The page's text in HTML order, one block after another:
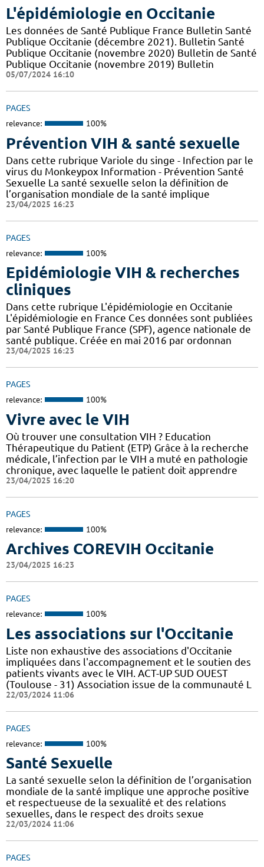
L'épidémiologie en Occitanie
Les données de Santé Publique France Bulletin Santé
Publique Occitanie (décembre 2021). Bulletin Santé
Publique Occitanie (novembre 2020) Bulletin de Santé
Publique Occitanie (novembre 2019) Bulletin
05/07/2024 16:10
PAGES
relevance: 100%
Prévention VIH & santé sexuelle
Dans cette rubrique Variole du singe - Infection par le
virus du Monkeypox Information - Prévention Santé
Sexuelle La santé sexuelle selon la définition de
l’organisation mondiale de la santé implique
23/04/2025 16:23
PAGES
relevance: 100%
Epidémiologie VIH & recherches
cliniques
Dans cette rubrique L'épidémiologie en Occitanie
L'épidémiologie en France Ces données sont publiées
par Santé Publique France (SPF), agence nationale de
santé publique. Créée en mai 2016 par ordonnan
23/04/2025 16:23
PAGES
relevance: 100%
Vivre avec le VIH
Où trouver une consultation VIH ? Education
Thérapeutique du Patient (ETP) Grâce à la recherche
médicale, l’infection par le VIH a muté en pathologie
chronique, avec laquelle le patient doit apprendre
23/04/2025 16:20
PAGES
relevance: 100%
Archives COREVIH Occitanie
23/04/2025 16:23
PAGES
relevance: 100%
Les associations sur l'Occitanie
Liste non exhaustive des associations d'Occitanie
impliquées dans l'accompagnement et le soutien des
patients vivants avec le VIH. ACT-UP SUD OUEST
(Toulouse - 31) Association issue de la communauté L
22/03/2024 11:06
PAGES
relevance: 100%
Santé Sexuelle
La santé sexuelle selon la définition de l’organisation
mondiale de la santé implique une approche positive
et respectueuse de la sexualité et des relations
sexuelles, dans le respect des droits sexue
22/03/2024 11:06
PAGES